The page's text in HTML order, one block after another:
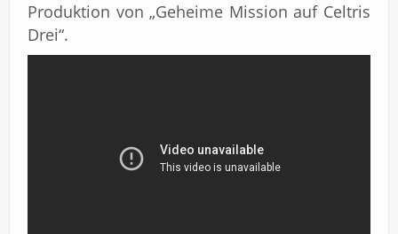
Produktion von „Geheime Mission auf Celtris
Drei“.